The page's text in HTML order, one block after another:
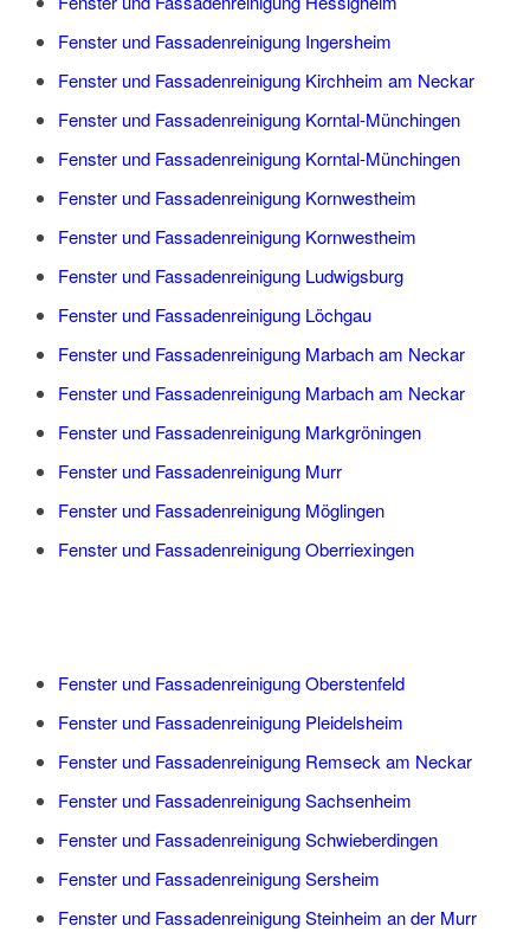
Fenster und Fassadenreinigung Ingersheim
Fenster und Fassadenreinigung Kirchheim am Neckar
Fenster und Fassadenreinigung Korntal-Münchingen
Fenster und Fassadenreinigung Korntal-Münchingen
Fenster und Fassadenreinigung Kornwestheim
Fenster und Fassadenreinigung Kornwestheim
Fenster und Fassadenreinigung Ludwigsburg
Fenster und Fassadenreinigung Löchgau
Fenster und Fassadenreinigung Marbach am Neckar
Fenster und Fassadenreinigung Marbach am Neckar
Fenster und Fassadenreinigung Markgröningen
Fenster und Fassadenreinigung Murr
Fenster und Fassadenreinigung Möglingen
Fenster und Fassadenreinigung Oberriexingen
Fenster und Fassadenreinigung Oberstenfeld
Fenster und Fassadenreinigung Pleidelsheim
Fenster und Fassadenreinigung Remseck am Neckar
Fenster und Fassadenreinigung Sachsenheim
Fenster und Fassadenreinigung Schwieberdingen
Fenster und Fassadenreinigung Sersheim
Fenster und Fassadenreinigung Steinheim an der Murr